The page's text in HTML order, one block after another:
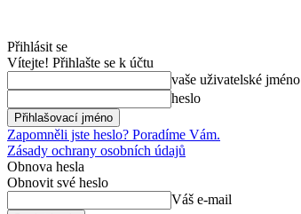
Přihlásit se
Vítejte! Přihlašte se k účtu
vaše uživatelské jméno
heslo
Zapomněli jste heslo? Poradíme Vám.
Zásady ochrany osobních údajů
Obnova hesla
Obnovit své heslo
Váš e-mail